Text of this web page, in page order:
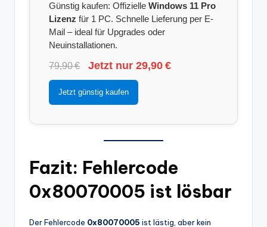
Günstig kaufen: Offizielle Windows 11 Pro
Lizenz für 1 PC. Schnelle Lieferung per E-
Mail – ideal für Upgrades oder
Neuinstallationen.
79,90 € Jetzt nur 29,90 €
Jetzt günstig kaufen
Fazit: Fehlercode
0x80070005 ist lösbar
Der Fehlercode 0x80070005 ist lästig, aber kein